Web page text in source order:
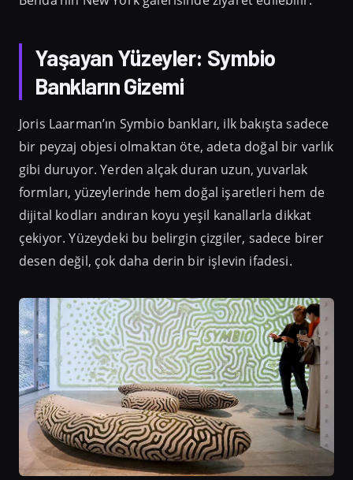
Yaşayan Yüzeyler: Symbio
Bankların Gizemi
Joris Laarman’ın Symbio bankları, ilk bakışta sadece
bir peyzaj objesi olmaktan öte, adeta doğal bir varlık
gibi duruyor. Yerden alçak duran uzun, yuvarlak
formları, yüzeylerinde hem doğal işaretleri hem de
dijital kodları andıran koyu yeşil kanallarla dikkat
çekiyor. Yüzeydeki bu belirgin çizgiler, sadece birer
desen değil, çok daha derin bir işlevin ifadesi.